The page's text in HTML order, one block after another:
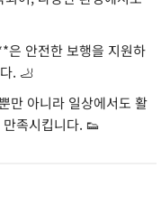
은 안전한 보행을 지원하
. 🦶
만 아니라 일상에서도 활
족시킵니다. 👟